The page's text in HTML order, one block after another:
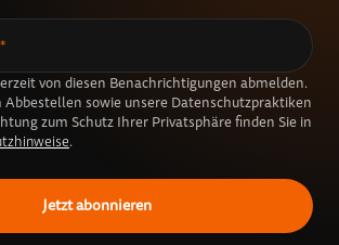
von diesen Benachrichtigungen abmelden.
sowie unsere Datenschutzpraktiken
zum Schutz Ihrer Privatsphäre finden Sie in
.